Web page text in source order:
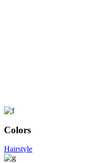
Colors
Hairstyle